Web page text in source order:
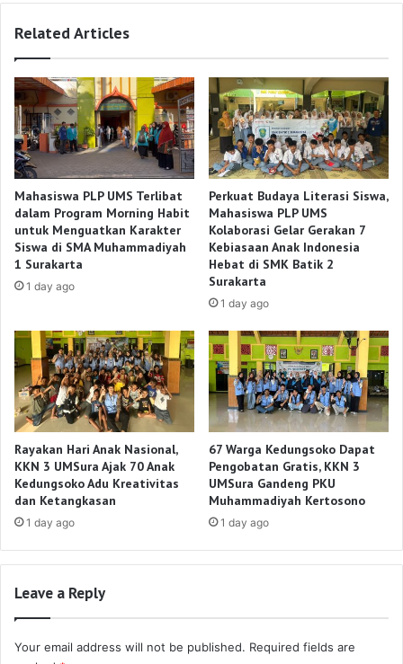
Related Articles
Mahasiswa PLP UMS Terlibat
dalam Program Morning Habit
untuk Menguatkan Karakter
Siswa di SMA Muhammadiyah
1 Surakarta
1 day ago
Perkuat Budaya Literasi Siswa,
Mahasiswa PLP UMS
Kolaborasi Gelar Gerakan 7
Kebiasaan Anak Indonesia
Hebat di SMK Batik 2
Surakarta
1 day ago
Rayakan Hari Anak Nasional,
KKN 3 UMSura Ajak 70 Anak
Kedungsoko Adu Kreativitas
dan Ketangkasan
1 day ago
67 Warga Kedungsoko Dapat
Pengobatan Gratis, KKN 3
UMSura Gandeng PKU
Muhammadiyah Kertosono
1 day ago
Leave a Reply
Your email address will not be published. Required fields are